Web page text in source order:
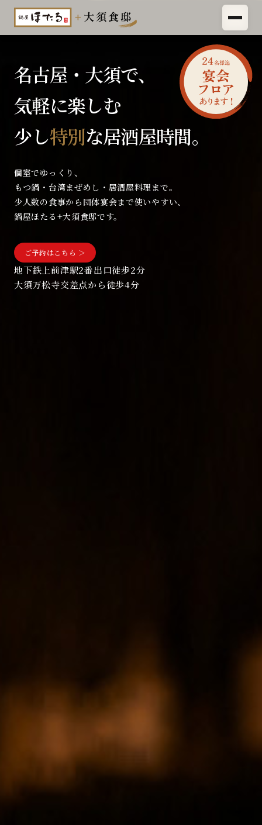
名古屋・大須で、
気軽に楽しむ
少し特別な居酒屋時間。
個室でゆっくり、
もつ鍋・台湾まぜめし・居酒屋料理まで。
少人数の食事から団体宴会まで使いやすい、
鍋屋ほたる+大須食邸です。
ご予約はこちら ＞
地下鉄上前津駅2番出口徒歩2分
大須万松寺交差点から徒歩4分